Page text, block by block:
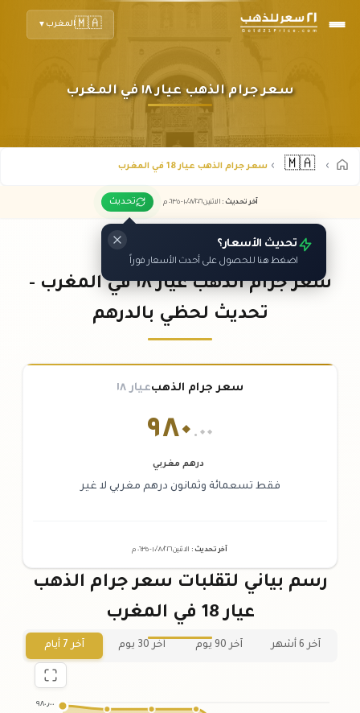
🇲🇦المغرب ▼
سعر جرام الذهب عيار ١٨ في المغرب
🇲🇦 سعر جرام الذهب عيار 18 في المغرب
آخر تحديث : الاثنين ١٠ /٠٨/٢٠٢٦ - ٠٦:٣٥ م تحديث
تحديث الأسعار؟
اضغط هنا للحصول على أحدث الأسعار فوراً
سعر جرام الذهب عيار ١٨ في المغرب -
تحديث لحظي بالدرهم
سعر جرام الذهبعيار ١٨
٩٨٠ .٠٠
درهم مغربي
فقط تسعمائة وثمانون درهم مغربي لا غير
آخر تحديث : الاثنين ١٠ /٠٨/٢٠٢٦ - ٠٦:٣٥ م
رسم بياني لتقلبات سعر جرام الذهب
عيار 18 في المغرب
آخر 6 أشهر آخر 90 يوم آخر 30 يوم آخر 7 أيام
٩٨٠٫٠٠